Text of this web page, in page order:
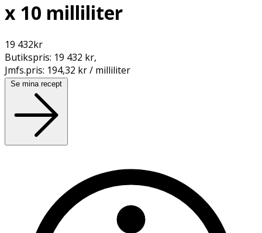
x 10 milliliter
19 432kr
Butikspris: 19 432 kr,
Jmfs.pris: 194,32 kr / milliliter
Se mina recept